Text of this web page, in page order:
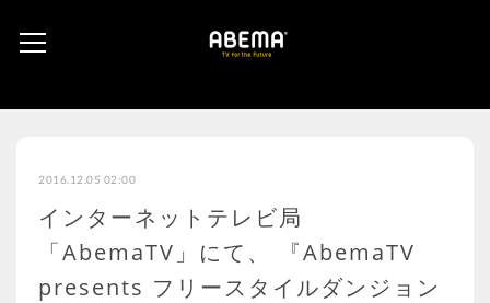
2016.12.05 02:00
インターネットテレビ局
「AbemaTV」にて、 『AbemaTV
presents フリースタイルダンジョン